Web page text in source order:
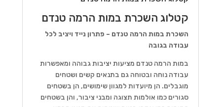
קטלוג השכרת במות הרמה טנדם
השכרת במות הרמה טנדם – פתרון נייד ויציב לכל
עבודה בגובה
במות הרמה טנדם מציעות יציבות גבוהה ומאפשרות
עבודה נוחה ובטוחה גם בתנאים קשים ושטחים
מוגבלים. הן מיועדות למגוון שימושים, הן בשטחים
סגורים כמו אולמות תצוגה ומבני ציבור, והן בשטחים